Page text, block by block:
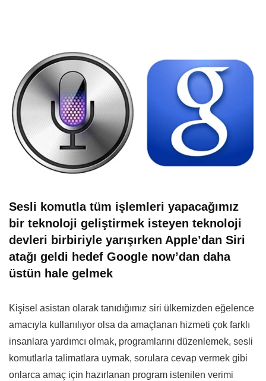
Sesli komutla tüm işlemleri yapacağımız
bir teknoloji geliştirmek isteyen teknoloji
devleri birbiriyle yarışırken Apple’dan Siri
atağı geldi hedef Google now’dan daha
üstün hale gelmek
Kişisel asistan olarak tanıdığımız siri ülkemizden eğelence
amacıyla kullanılıyor olsa da amaçlanan hizmeti çok farklı
insanlara yardımcı olmak, programlarını düzenlemek, sesli
komutlarla talimatlara uymak, sorulara cevap vermek gibi
onlarca amaç için hazırlanan program istenilen verimi